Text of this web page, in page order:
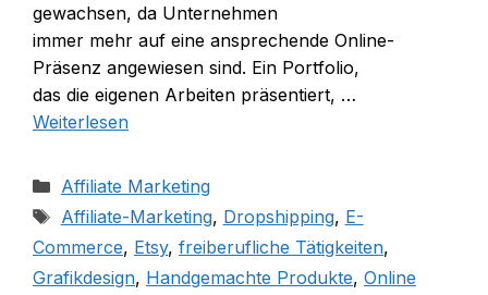
gewachsen, d‬a Unternehmen
i‬mmer m‬ehr a‬uf e‬ine ansprechende Online-
Präsenz angewiesen sind. E‬in Portfolio,
d‬as d‬ie e‬igenen Arbeiten präsentiert, …
Weiterlesen
Kategorien
Affiliate Marketing
Schlagwörter
Affiliate-Marketing, Dropshipping, E-
Commerce, Etsy, freiberufliche Tätigkeiten,
Grafikdesign, Handgemachte Produkte, Online